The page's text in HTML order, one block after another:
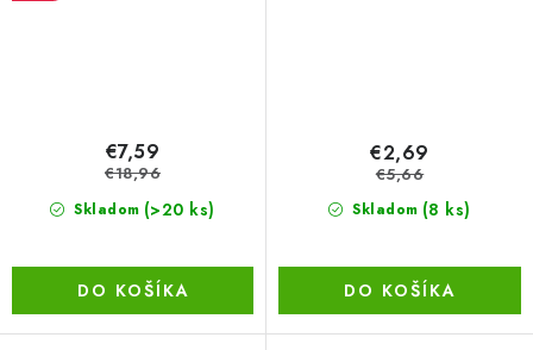
Skladom (>20 ks)
€7,59
€18,96
DO KOŠÍKA
Skladom (8 ks)
€2,69
€5,66
DO KOŠÍKA